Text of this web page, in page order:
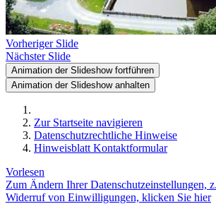
Vorheriger Slide
Nächster Slide
Animation der Slideshow fortführen
Animation der Slideshow anhalten
Zur Startseite navigieren
Datenschutzrechtliche Hinweise
Hinweisblatt Kontaktformular
Vorlesen
Zum Ändern Ihrer Datenschutzeinstellungen,
Widerruf von Einwilligungen, klicken Sie hier